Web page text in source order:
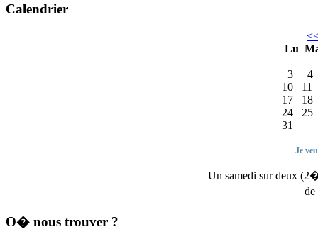
Calendrier
Lu
3
4
10
11
17
18
24
25
31
Je
Un samedi sur deux
O� nous trouver ?